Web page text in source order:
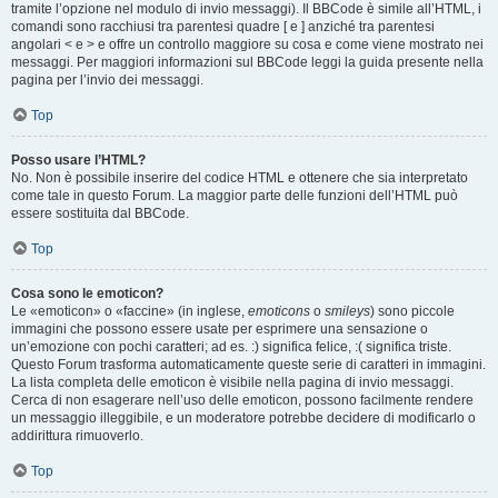
tramite l’opzione nel modulo di invio messaggi). Il BBCode è simile all’HTML, i
comandi sono racchiusi tra parentesi quadre [ e ] anziché tra parentesi
angolari < e > e offre un controllo maggiore su cosa e come viene mostrato nei
messaggi. Per maggiori informazioni sul BBCode leggi la guida presente nella
pagina per l’invio dei messaggi.
Top
Posso usare l’HTML?
No. Non è possibile inserire del codice HTML e ottenere che sia interpretato
come tale in questo Forum. La maggior parte delle funzioni dell’HTML può
essere sostituita dal BBCode.
Top
Cosa sono le emoticon?
Le «emoticon» o «faccine» (in inglese, emoticons o smileys) sono piccole
immagini che possono essere usate per esprimere una sensazione o
un’emozione con pochi caratteri; ad es. :) significa felice, :( significa triste.
Questo Forum trasforma automaticamente queste serie di caratteri in immagini.
La lista completa delle emoticon è visibile nella pagina di invio messaggi.
Cerca di non esagerare nell’uso delle emoticon, possono facilmente rendere
un messaggio illeggibile, e un moderatore potrebbe decidere di modificarlo o
addirittura rimuoverlo.
Top